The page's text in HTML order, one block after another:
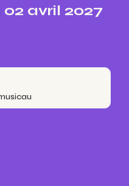
avril 2027